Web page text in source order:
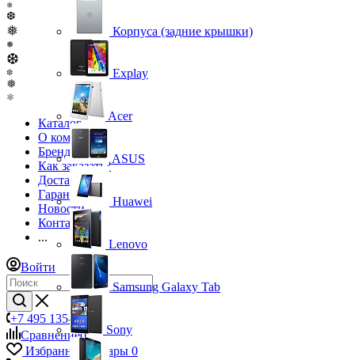
❄
❆
❅
❅
❆
❆
❅
❄
Каталог
О компании
Бренды
Как заказать?
Доставка
Гарантия
Новости
Контакты
...
Войти
+7 495 135-39-43
Сравнение0
Избранные товары 0
Корпуса (задние крышки)
Explay
Acer
ASUS
Huawei
Lenovo
Samsung Galaxy Tab
Sony